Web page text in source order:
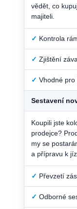
vědět, co
majiteli.
✓ Kontrola
✓ Zjištění
✓ Vhodné pro
Sestavení
Koupili jste
prodejce?
my se
a přípravu k
✓ Převzetí
✓ Odborné